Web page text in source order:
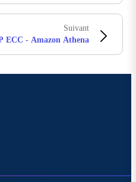
Suivant
ECC - Amazon Athena